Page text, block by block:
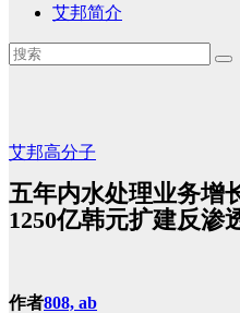
艾邦简介
艾邦高分子
五年内水处理业务增
1250亿韩元扩建反渗
作者808, ab